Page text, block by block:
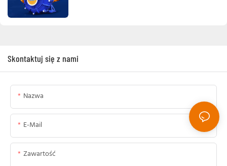
Skontaktuj się z nami
Nazwa
E-Mail
Zawartość